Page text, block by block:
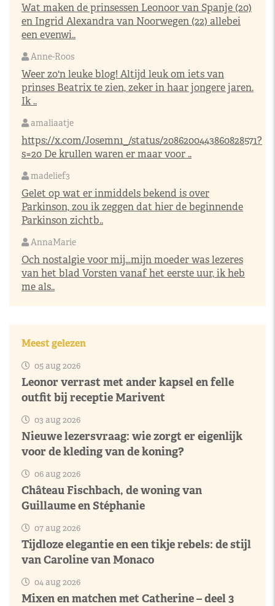
Wat maken de prinsessen Leonoor van Spanje (20)
en Ingrid Alexandra van Noorwegen (22) allebei
een evenwi..
Anne-Roos
Weer zo'n leuke blog! Altijd leuk om iets van
prinses Beatrix te zien, zeker in haar jongere jaren.
Ik ..
amaliaatje
https://x.com/Josemn1_/status/2086200443860828571?
s=20 De krullen waren er maar voor ..
madelief3
Gelet op wat er inmiddels bekend is over
Parkinson, zou ik zeggen dat hier de beginnende
Parkinson zichtb..
AnnaMarie
Och nostalgie voor mij…mijn moeder was lezeres
van het blad Vorsten vanaf het eerste uur, ik heb
me als..
Meest gelezen
05 aug 2026
Leonor verrast met ander kapsel en felle
outfit bij receptie Marivent
03 aug 2026
Nieuwe lezersvraag: wie zorgt er eigenlijk
voor de kleding van de koning?
06 aug 2026
Château Fischbach, de woning van
Guillaume en Stéphanie
07 aug 2026
Tijdloze elegantie en een tikje rebels: de stijl
van Caroline van Monaco
04 aug 2026
Mixen en matchen met Catherine – deel 3